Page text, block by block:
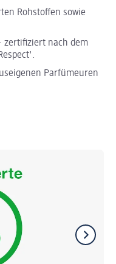
Rohstoffen sowie
zertifiziert nach dem
Parfümeuren